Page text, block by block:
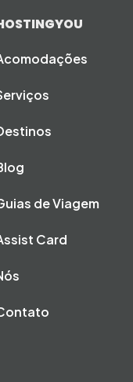
de Viagem
Card